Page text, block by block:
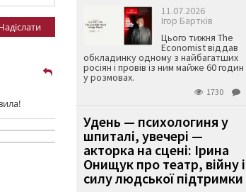
11.07.2026
Ігор Бартків
Цього тижня The
Economist віддав
обкладинку одному з найбагатших
росіян і провів із ним майже 60 годин
у розмовах.
1730
Удень — психологиня у
шпиталі, увечері —
акторка на сцені: Ірина
Онищук про театр, війну і
силу людської підтримки